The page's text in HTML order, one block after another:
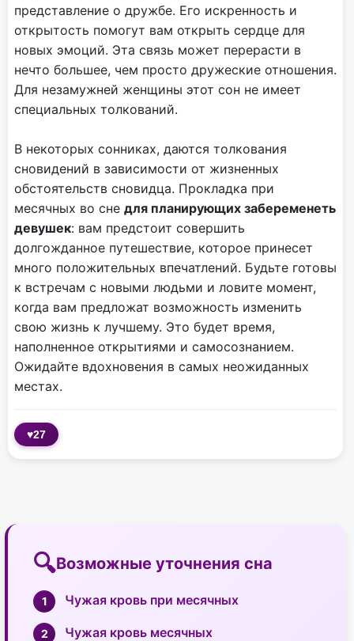
представление о дружбе. Его искренность и
открытость помогут вам открыть сердце для
новых эмоций. Эта связь может перерасти в
нечто большее, чем просто дружеские отношения.
Для незамужней женщины этот сон не имеет
специальных толкований.
В некоторых сонниках, даются толкования
сновидений в зависимости от жизненных
обстоятельств сновидца. Прокладка при
месячных во сне для планирующих забеременеть
девушек: вам предстоит совершить
долгожданное путешествие, которое принесет
много положительных впечатлений. Будьте готовы
к встречам с новыми людьми и ловите момент,
когда вам предложат возможность изменить
свою жизнь к лучшему. Это будет время,
наполненное открытиями и самосознанием.
Ожидайте вдохновения в самых неожиданных
местах.
♥27
Возможные уточнения сна
Чужая кровь при месячных
Чужая кровь месячных